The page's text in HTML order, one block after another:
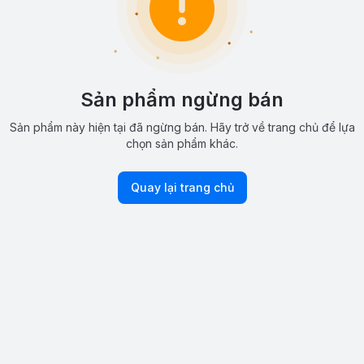
Sản phẩm ngừng bán
Sản phẩm này hiện tại đã ngừng bán. Hãy trở về trang chủ để lựa
chọn sản phẩm khác.
Quay lại trang chủ